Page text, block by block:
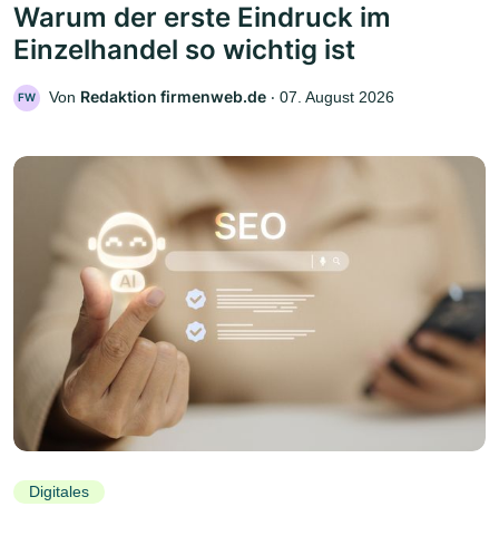
Warum der erste Eindruck im
Einzelhandel so wichtig ist
FW Von Redaktion firmenweb.de ‧ 07. August 2026
Digitales